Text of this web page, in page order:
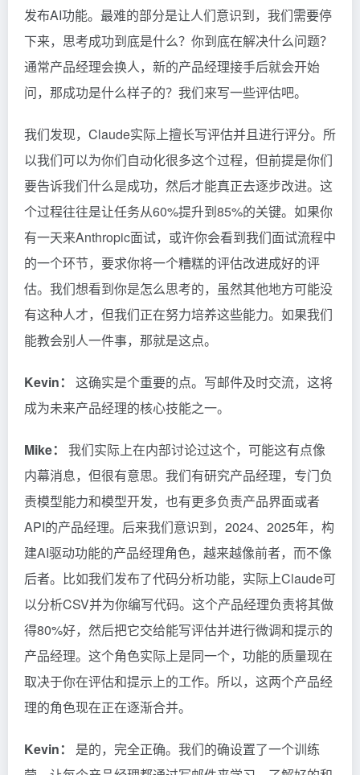
发布AI功能。最难的部分是让人们意识到，我们需要停
下来，思考成功到底是什么？你到底在解决什么问题？
通常产品经理会换人，新的产品经理接手后就会开始
问，那成功是什么样子的？我们来写一些评估吧。
我们发现，Claude实际上擅长写评估并且进行评分。所
以我们可以为你们自动化很多这个过程，但前提是你们
要告诉我们什么是成功，然后才能真正去逐步改进。这
个过程往往是让任务从60%提升到85%的关键。如果你
有一天来Anthropic面试，或许你会看到我们面试流程中
的一个环节，要求你将一个糟糕的评估改进成好的评
估。我们想看到你是怎么思考的，虽然其他地方可能没
有这种人才，但我们正在努力培养这些能力。如果我们
能教会别人一件事，那就是这点。
Kevin：
这确实是个重要的点。写邮件及时交流，这将
成为未来产品经理的核心技能之一。
Mike：
我们实际上在内部讨论过这个，可能这有点像
内幕消息，但很有意思。我们有研究产品经理，专门负
责模型能力和模型开发，也有更多负责产品界面或者
API的产品经理。后来我们意识到，2024、2025年，构
建AI驱动功能的产品经理角色，越来越像前者，而不像
后者。比如我们发布了代码分析功能，实际上Claude可
以分析CSV并为你编写代码。这个产品经理负责将其做
得80%好，然后把它交给能写评估并进行微调和提示的
产品经理。这个角色实际上是同一个，功能的质量现在
取决于你在评估和提示上的工作。所以，这两个产品经
理的角色现在正在逐渐合并。
Kevin：
是的，完全正确。我们的确设置了一个训练